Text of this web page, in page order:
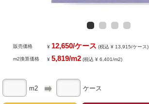
販売価格 ¥ 12,650/ケース (税込 ¥ 13,915/ケース)
m2換算価格 ¥5,819/m2 (税込 ¥ 6,401/m2)
m2 ケース